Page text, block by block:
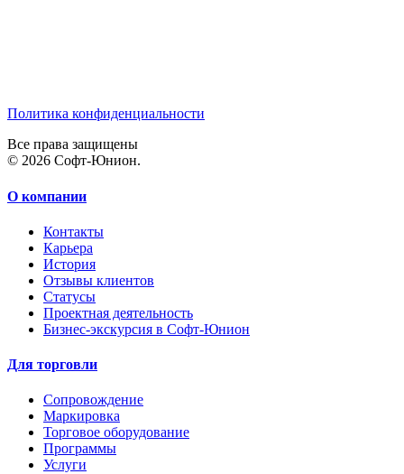
Политика конфиденциальности
Все права защищены
© 2026 Софт-Юнион.
О компании
Контакты
Карьера
История
Отзывы клиентов
Статусы
Проектная деятельность
Бизнес-экскурсия в Софт-Юнион
Для торговли
Сопровождение
Маркировка
Торговое оборудование
Программы
Услуги